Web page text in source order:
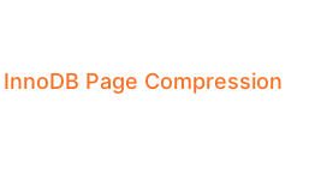
InnoDB Page Compression